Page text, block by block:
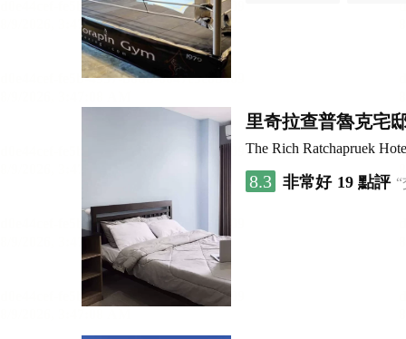
里奇拉查普魯克宅
The Rich Ratchapruek
8.3 非常好 19 點評